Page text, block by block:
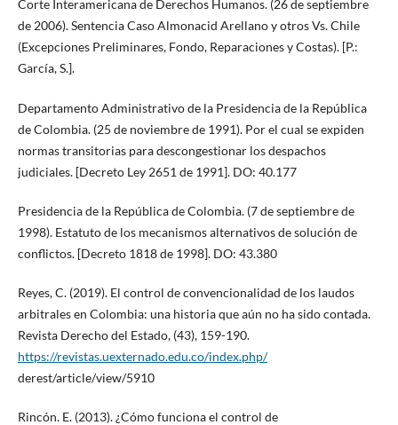
Corte Interamericana de Derechos Humanos. (26 de septiembre
de 2006). Sentencia Caso Almonacid Arellano y otros Vs. Chile
(Excepciones Preliminares, Fondo, Reparaciones y Costas). [P.:
García, S.].
Departamento Administrativo de la Presidencia de la República
de Colombia. (25 de noviembre de 1991). Por el cual se expiden
normas transitorias para descongestionar los despachos
judiciales. [Decreto Ley 2651 de 1991]. DO: 40.177
Presidencia de la República de Colombia. (7 de septiembre de
1998). Estatuto de los mecanismos alternativos de solución de
conflictos. [Decreto 1818 de 1998]. DO: 43.380
Reyes, C. (2019). El control de convencionalidad de los laudos
arbitrales en Colombia: una historia que aún no ha sido contada.
Revista Derecho del Estado, (43), 159-190.
https://revistas.uexternado.edu.co/index.php/
derest/article/view/5910
Rincón. E. (2013). ¿Cómo funciona el control de